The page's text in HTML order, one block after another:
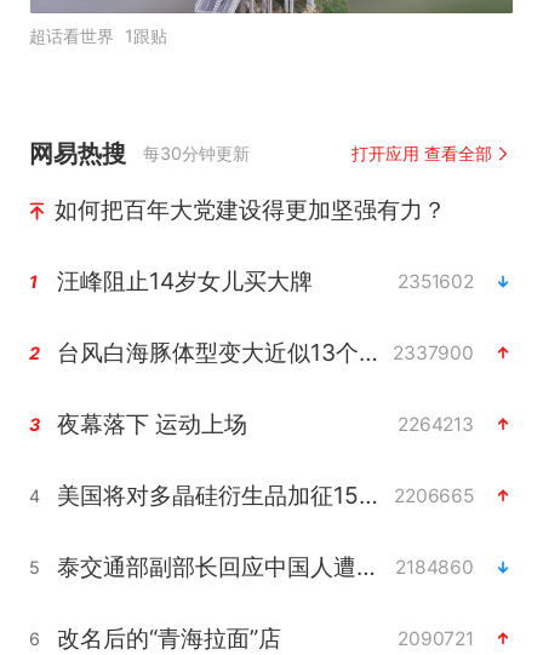
超话看世界 1跟贴
网易热搜 每30分钟更新 打开应用 查看全部
如何把百年大党建设得更加坚强有力？
1 汪峰阻止14岁女儿买大牌 2351602
2 台风白海豚体型变大近似13个浙江面积 2337900
3 夜幕落下 运动上场 2264213
4 美国将对多晶硅衍生品加征15%关税 2206665
5 泰交通部副部长回应中国人遭歧视手势 2184860
6 改名后的“青海拉面”店 2090721